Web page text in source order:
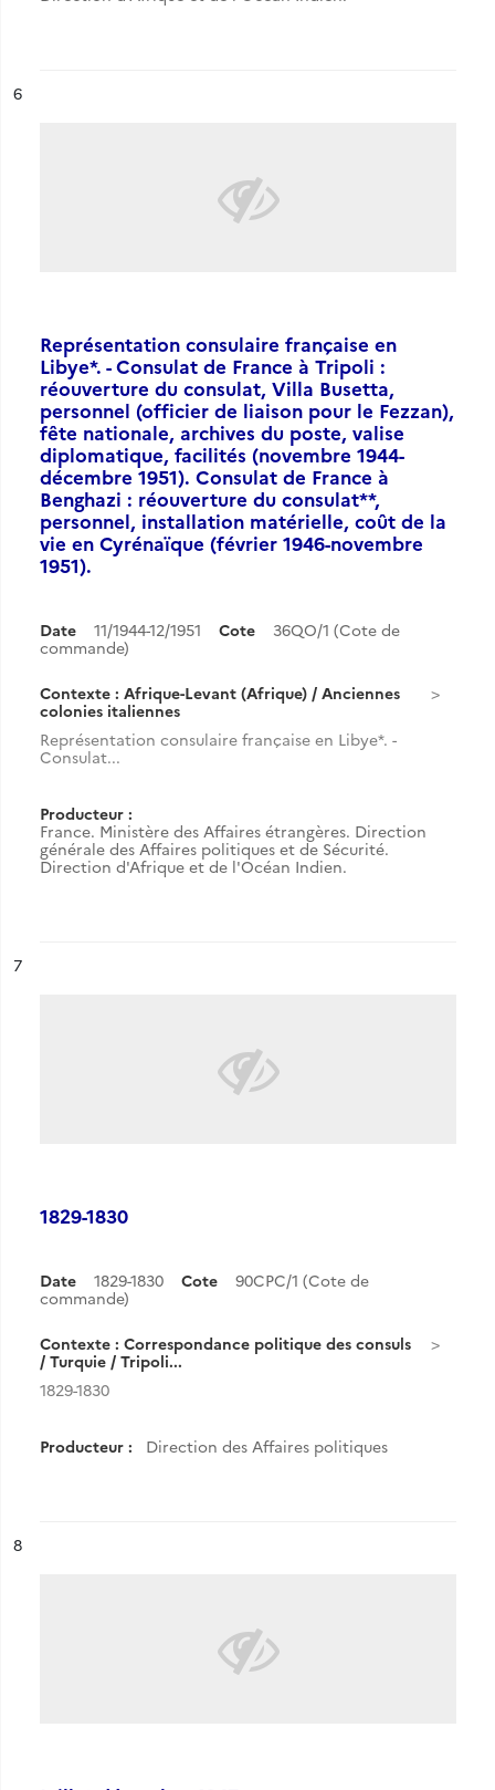
n°
6
Représentation consulaire française en
Libye*. - Consulat de France à Tripoli :
réouverture du consulat, Villa Busetta,
personnel (officier de liaison pour le Fezzan),
fête nationale, archives du poste, valise
diplomatique, facilités (novembre 1944-
décembre 1951). Consulat de France à
Benghazi : réouverture du consulat**,
personnel, installation matérielle, coût de la
vie en Cyrénaïque (février 1946-novembre
1951).
Date 11/1944-12/1951 Cote
36QO/1 (Cote de
commande)
Contexte : Afrique-Levant (Afrique) / Anciennes
colonies italiennes
Représentation consulaire française en Libye*. -
Consulat...
Producteur :
France. Ministère des Affaires étrangères. Direction
générale des Affaires politiques et de Sécurité.
Direction d'Afrique et de l'Océan Indien.
n°
7
1829-1830
Date 1829-1830 Cote
90CPC/1 (Cote de
commande)
Contexte : Correspondance politique des consuls
/ Turquie / Tripoli...
1829-1830
Producteur : Direction des Affaires politiques
n°
8